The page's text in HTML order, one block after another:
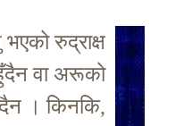
रुद्राक्ष
वा अरूको
। किनकि,